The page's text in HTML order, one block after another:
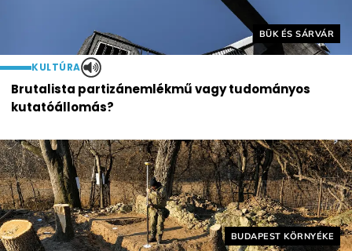
Helyszín címkék:
BÜK ÉS SÁRVÁR
KULTÚRA
Brutalista partizánemlékmű vagy tudományos
kutatóállomás?
Helyszín címkék:
BUDAPEST KÖRNYÉKE